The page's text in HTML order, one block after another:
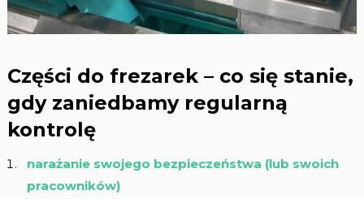
Części do frezarek – co się stanie,
gdy zaniedbamy regularną
kontrolę
narażanie swojego bezpieczeństwa (lub swoich
pracowników)